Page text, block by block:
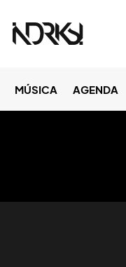
MÚSICA AGENDA